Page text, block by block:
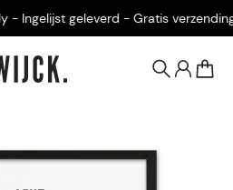
Ingelijst geleverd - Gratis verzending